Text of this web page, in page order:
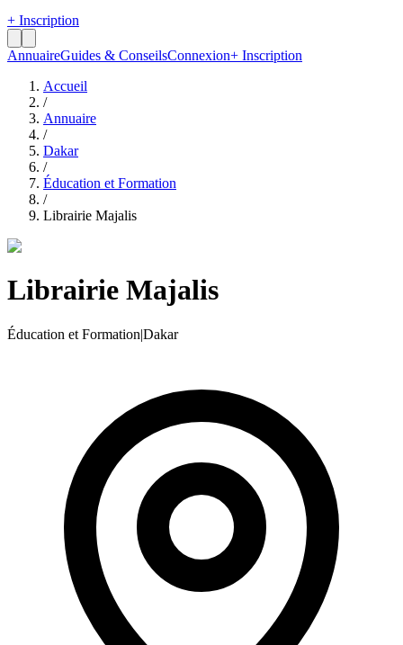
+ Inscription
AnnuaireGuides & ConseilsConnexion+ Inscription
Accueil
/
Annuaire
/
Dakar
/
Éducation et Formation
/
Librairie Majalis
Librairie Majalis
Éducation et Formation|Dakar